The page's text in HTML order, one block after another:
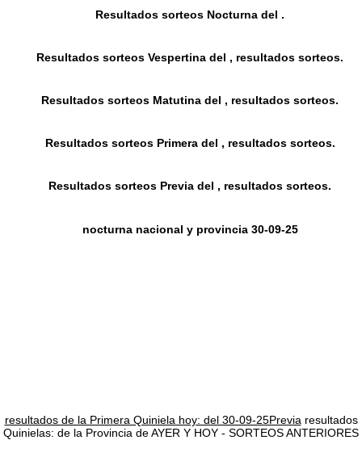
Resultados sorteos Nocturna del .
Resultados sorteos Vespertina del , resultados sorteos.
Resultados sorteos Matutina del , resultados sorteos.
Resultados sorteos Primera del , resultados sorteos.
Resultados sorteos Previa del , resultados sorteos.
nocturna nacional y provincia 30-09-25
resultados de la Primera Quiniela hoy: del 30-09-25Previa resultados
Quinielas: de la Provincia de AYER Y HOY - SORTEOS ANTERIORES